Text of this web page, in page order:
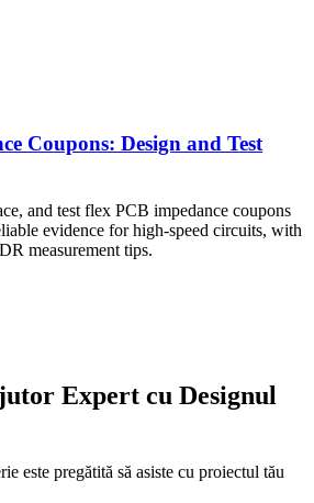
Coupons: Design and Test
and test flex PCB impedance coupons
evidence for high-speed circuits, with
measurement tips.
Expert cu Designul
este pregătită să asiste cu proiectul tău